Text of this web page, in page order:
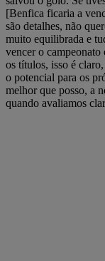
[Benfica ficaria a
são detalhes, não
muito equilibrada e
vencer o
os títulos, isso é
o potencial para os
melhor que posso, a
quando avaliamos